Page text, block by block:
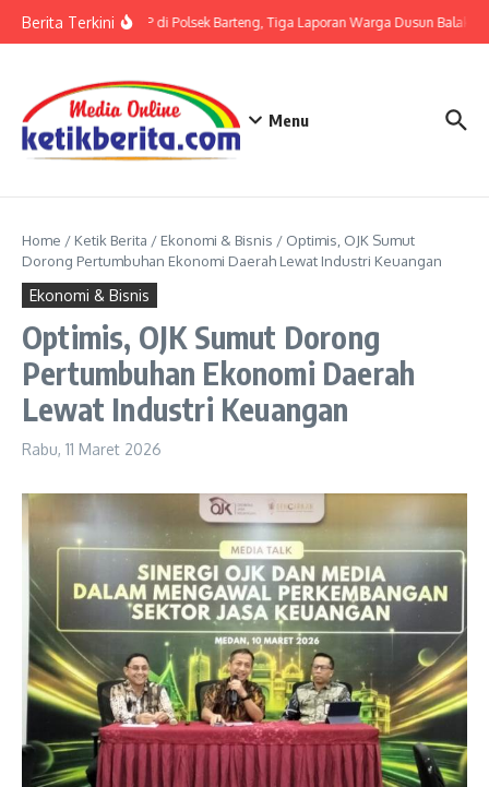
Berita TerkiniTerkait LP di Polsek Barteng, Tiga Laporan Warga Dusun Balaka
Menu
Home / Ketik Berita / Ekonomi & Bisnis / Optimis, OJK Sumut
Dorong Pertumbuhan Ekonomi Daerah Lewat Industri Keuangan
Ekonomi & Bisnis
Optimis, OJK Sumut Dorong
Pertumbuhan Ekonomi Daerah
Lewat Industri Keuangan
Rabu, 11 Maret 2026